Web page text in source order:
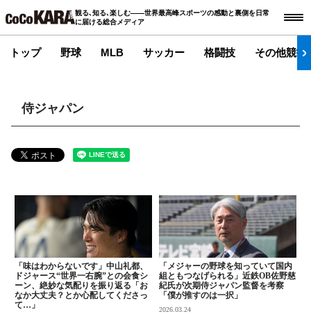
観る､知る､楽しむ――世界最高峰スポーツの感動と裏側を日常
に届ける総合メディア
トップ 野球 MLB サッカー 格闘技 その他競技
侍ジャパン
「味はわからないです」中山礼都、
ドジャース“世界一右腕”との会食シ
ーン、絶妙な気配りを振り返る「お
なか大丈夫？とか心配してくださっ
て…」
「メジャーの野球を知っていて国内
組ともつなげられる」近鉄OB佐野慈
紀氏が次期侍ジャパン監督を考察
「僕が推すのは一択」
2026.03.24